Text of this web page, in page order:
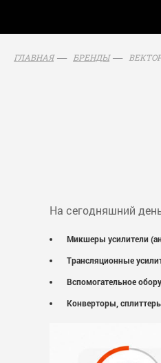
ГЛАВНАЯ БРЕНДЫ
На сегодняшний
Микшеры усилители
Трансляционные
Вспомогательное
Конверторы,